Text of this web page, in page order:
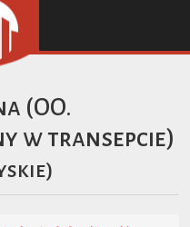
(OO.
w transepcie)
)